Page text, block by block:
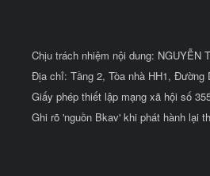
Chịu trách nhiệm nội dung: NGUYỄN
Địa chỉ: Tầng 2, Tòa nhà HH1, Đường
Giấy phép thiết lập mạng xã hội số
Ghi rõ 'nguồn Bkav' khi phát hành lại